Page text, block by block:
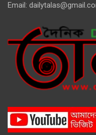
Email: